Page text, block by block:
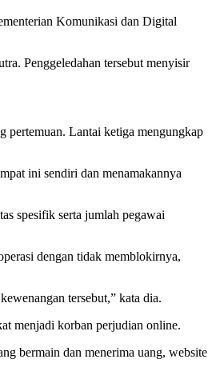
Komunikasi dan Digital
Penggeledahan tersebut menyisir
pertemuan. Lantai ketiga mengungkap
ini sendiri dan menamakannya
spesifik serta jumlah pegawai
dengan tidak memblokirnya,
tersebut,” kata dia.
menjadi korban perjudian online.
bermain dan menerima uang, website